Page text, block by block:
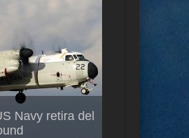
Navy retira del
a Guilhem
General